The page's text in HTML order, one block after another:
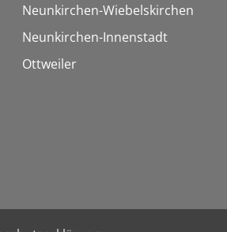
Neunkirchen-Wiebelskirchen
Neunkirchen-Innenstadt
Ottweiler